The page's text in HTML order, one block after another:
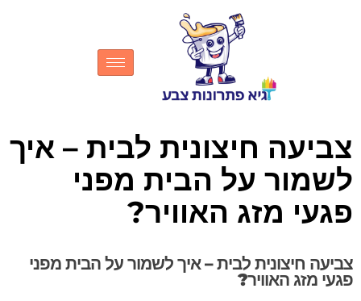
צביעה חיצונית לבית – איך
לשמור על הבית מפני
פגעי מזג האוויר?
צביעה חיצונית לבית – איך לשמור על הבית מפני
פגעי מזג האוויר?